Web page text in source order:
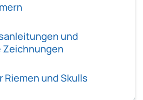
und
Riemen und Skulls